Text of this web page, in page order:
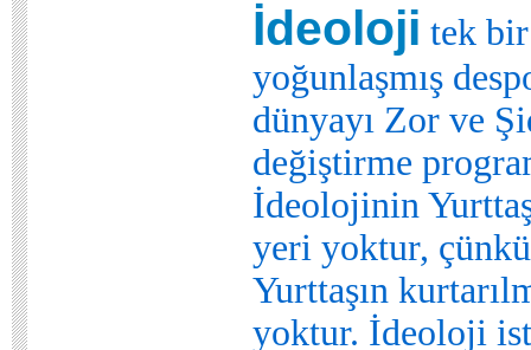
İdeoloji tek
yoğunlaşmış
dünyayı Zor ve
değiştirme
İdeolojinin
yeri yoktur,
Yurttaşın
yoktur. İdeoloji